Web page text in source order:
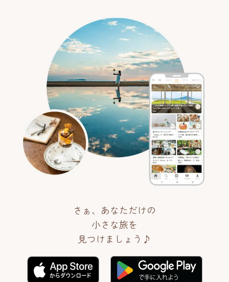
さぁ、あなただけの
小さな旅を
見つけましょう♪